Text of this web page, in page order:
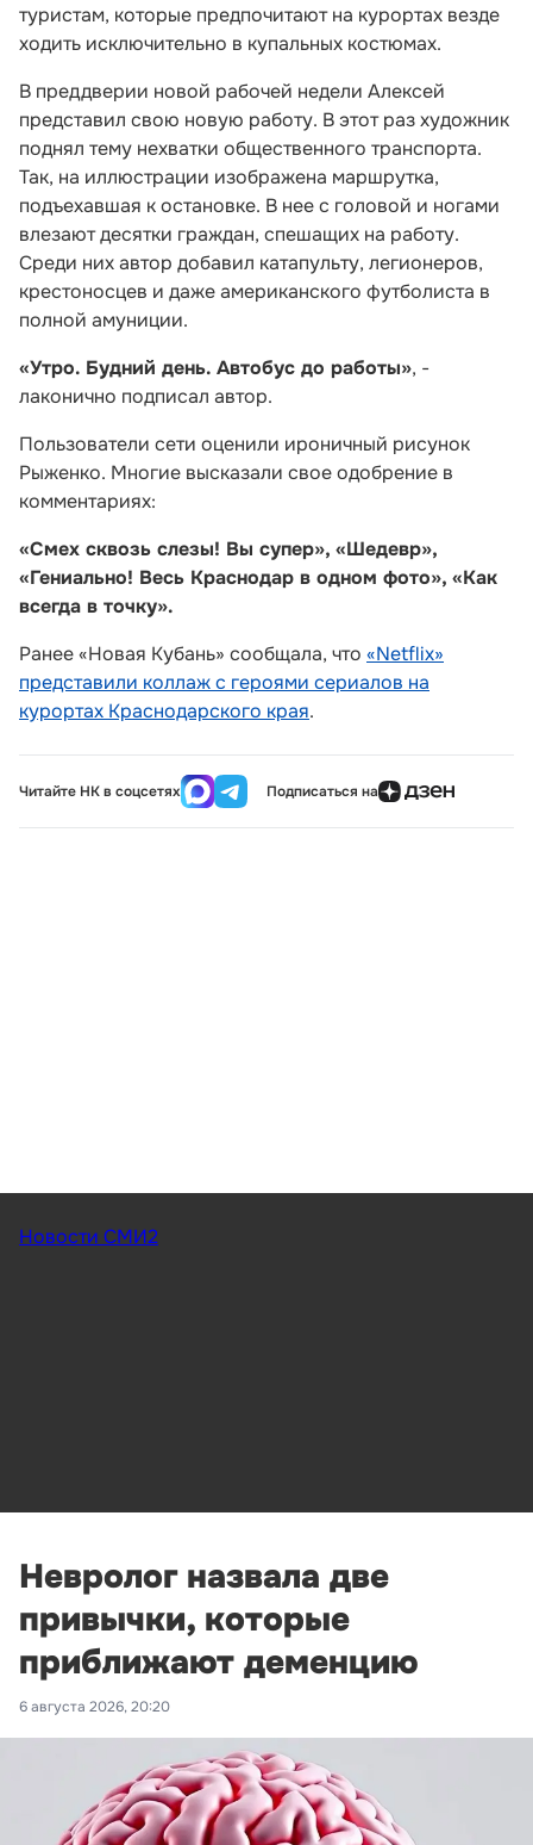
туристам, которые предпочитают на курортах везде
ходить исключительно в купальных костюмах.
В преддверии новой рабочей недели Алексей
представил свою новую работу. В этот раз художник
поднял тему нехватки общественного транспорта.
Так, на иллюстрации изображена маршрутка,
подъехавшая к остановке. В нее с головой и ногами
влезают десятки граждан, спешащих на работу.
Среди них автор добавил катапульту, легионеров,
крестоносцев и даже американского футболиста в
полной амуниции.
«Утро. Будний день. Автобус до работы», -
лаконично подписал автор.
Пользователи сети оценили ироничный рисунок
Рыженко. Многие высказали свое одобрение в
комментариях:
«Смех сквозь слезы! Вы супер», «Шедевр»,
«Гениально! Весь Краснодар в одном фото», «Как
всегда в точку».
Ранее «Новая Кубань» сообщала, что «Netflix»
представили коллаж с героями сериалов на
курортах Краснодарского края.
Читайте НК в соцсетях Подписаться на
Новости СМИ2
Невролог назвала две
привычки, которые
приближают деменцию
6 августа 2026, 20:20